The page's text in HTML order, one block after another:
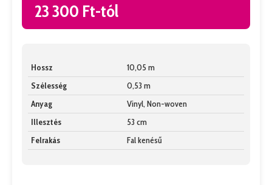
23 300 Ft-tól
Hossz
10,05 m
Szélesség
0,53 m
Anyag
Vinyl, Non-woven
Illesztés
53 cm
Felrakás
Fal kenésű